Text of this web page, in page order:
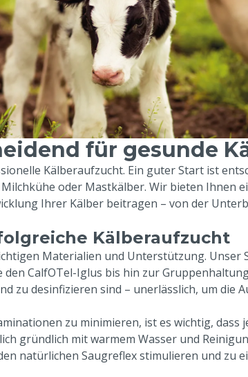
für gesunde
Kälberaufzucht. Ein guter Start ist
oder Mastkälber. Wir bieten Ihnen
Ihrer Kälber beitragen – von der
Kälberaufzucht
Materialien und Unterstützung. Unser
den CalfOTel-Iglus bis hin zur
zu desinfizieren sind – unerlässlich, um die
zu minimieren, ist es wichtig, dass
gründlich mit warmem Wasser und
natürlichen Saugreflex stimulieren und zu